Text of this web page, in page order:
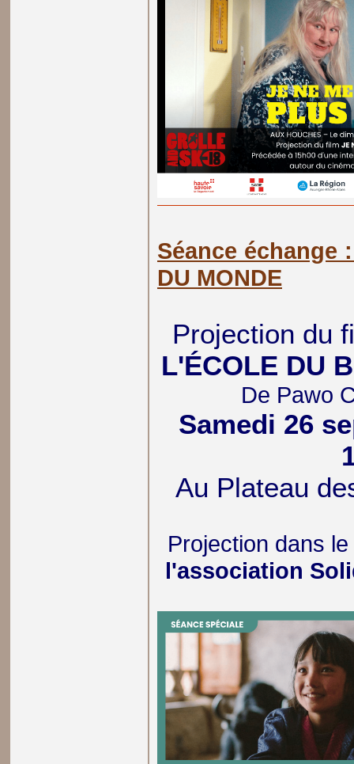
Séance échange
DU MONDE
Projection du
L'ÉCOLE DU
De Pawo
Samedi 26
Au Plateau
Projection dans
l'association